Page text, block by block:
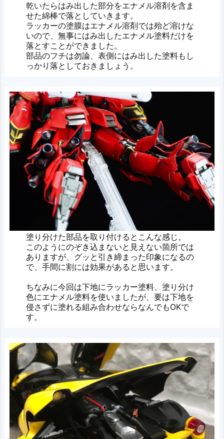
乾いたらはみ出した部分をエナメル溶剤を含ま
せた綿棒で落としていきます。
ラッカーの塗膜はエナメル溶剤では殆ど溶けな
いので、無事にはみ出したエナメル塗料だけを
落とすことができました。
部品のフチは勿論、表側にはみ出した塗料もし
っかり落としておきましょう。
塗り分けた部品を取り付けるとこんな感じ。
このようにのぞき込まないと見えない箇所では
ありますが、グッと引き締まった印象になるの
で、手間に割には効果があると思います。
ちなみに今回は下地にラッカー塗料、塗り分け
色にエナメル塗料を使いましたが、要は下地を
侵さずに塗れる組み合わせならなんでもOKで
す。